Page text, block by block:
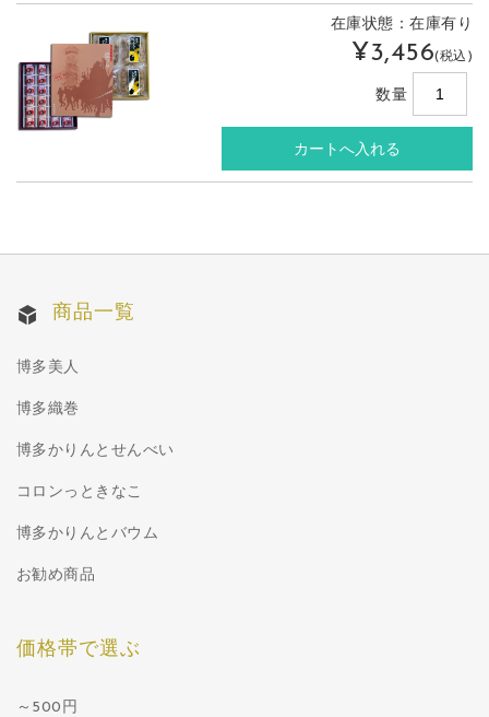
在庫状態：在庫有り
¥3,456(税込)
数量
商品一覧
博多美人
博多織巻
博多かりんとせんべい
コロンっときなこ
博多かりんとバウム
お勧め商品
価格帯で選ぶ
～500円